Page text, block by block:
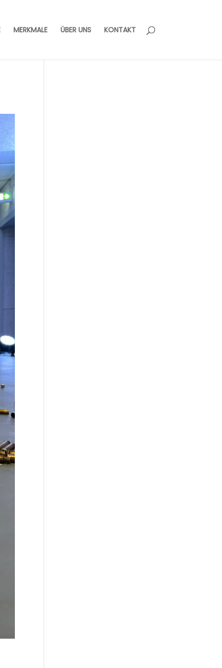
MERKMALE ÜBER UNS KONTAKT